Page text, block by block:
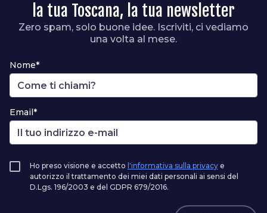
la tua Toscana, la tua newsletter
Zero spam, solo buone idee. Iscriviti, ci vediamo
una volta al mese.
Nome*
Email*
Ho preso visione e accetto l'informativa sulla privacy e
autorizzo il trattamento dei miei dati personali ai sensi del
D.Lgs. 196/2003 e del GDPR 679/2016.